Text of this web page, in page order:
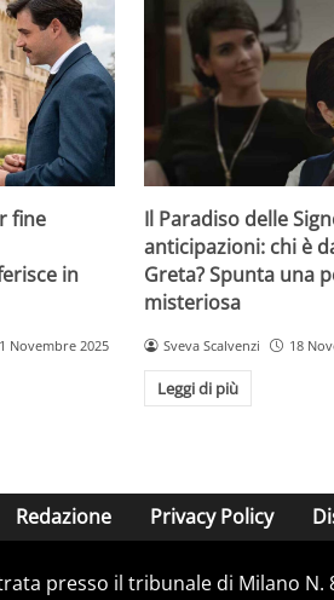
fine
in
Novembre 2025
Il Paradiso delle
anticipazioni: chi è
Greta? Spunta una
misteriosa
Sveva Scalvenzi 18
Leggi di più
Redazione Privacy Policy
presso il tribunale di Milano N.